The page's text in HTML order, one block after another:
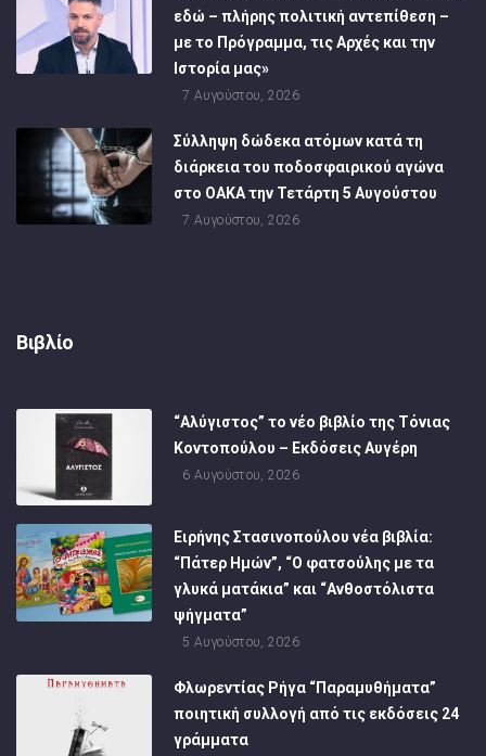
εδώ – πλήρης πολιτική αντεπίθεση –
με το Πρόγραμμα, τις Αρχές και την
Ιστορία μας»
7 Αυγούστου, 2026
Σύλληψη δώδεκα ατόμων κατά τη
διάρκεια του ποδοσφαιρικού αγώνα
στο ΟΑΚΑ την Τετάρτη 5 Αυγούστου
7 Αυγούστου, 2026
Βιβλίο
“Αλύγιστος” το νέο βιβλίο της Τόνιας
Κοντοπούλου – Εκδόσεις Αυγέρη
6 Αυγούστου, 2026
Ειρήνης Στασινοπούλου νέα βιβλία:
“Πάτερ Ημών”, “Ο φατσούλης με τα
γλυκά ματάκια” και “Ανθοστόλιστα
ψήγματα”
5 Αυγούστου, 2026
Φλωρεντίας Ρήγα “Παραμυθήματα”
ποιητική συλλογή από τις εκδόσεις 24
γράμματα